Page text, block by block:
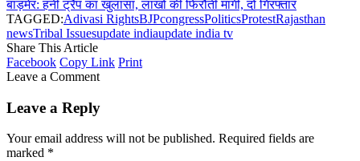
बाड़मेर: हनी ट्रैप का खुलासा, लाखों की फिरौती मांगी, दो गिरफ्तार
TAGGED:Adivasi RightsBJPcongressPoliticsProtestRajasthan
newsTribal Issuesupdate indiaupdate india tv
Share This Article
Facebook Copy Link Print
Leave a Comment
Leave a Reply
Your email address will not be published. Required fields are
marked *